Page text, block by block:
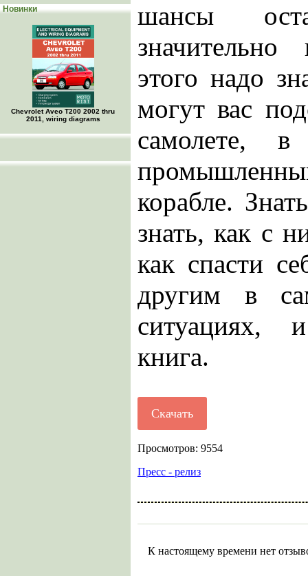
Новинки
Chevrolet Aveo Т200 2002 thru
2011, wiring diagrams
шансы
этого надо
могут вас
самолете,
корабле.
знать, как с
как спасти
другим в
ситуациях,
книга.
Скачать
Просмотров: 9554
Пресс - релиз
К настоящему времени нет